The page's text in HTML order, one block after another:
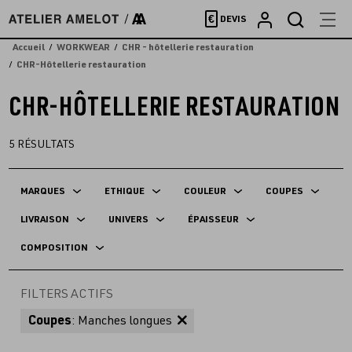
directement
au
contenu
€ DEVIS
Accueil WORKWEAR
CHR - hôtellerie restauration
CHR-Hôtellerie restauration
CHR-HÔTELLERIE RESTAURATION
5 RÉSULTATS
MARQUES ETHIQUE COULEUR COUPES
LIVRAISON UNIVERS ÉPAISSEUR
COMPOSITION
FILTERS ACTIFS
Coupes: Manches longues